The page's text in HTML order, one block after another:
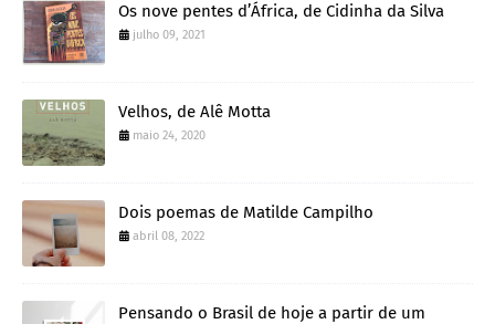
Os nove pentes d’África, de Cidinha da Silva
julho 09, 2021
Velhos, de Alê Motta
maio 24, 2020
Dois poemas de Matilde Campilho
abril 08, 2022
Pensando o Brasil de hoje a partir de um